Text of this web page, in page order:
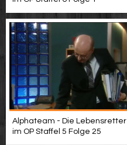
Alphateam - Die Lebensretter
im OP Staffel 5 Folge 25